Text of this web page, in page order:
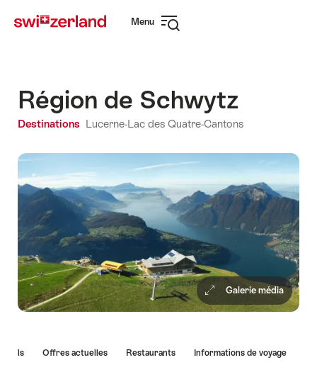
sur
rapide
Menu
Région de Schwytz
Destinations Lucerne-Lac des Quatre-Cantons
Galerie média
Offres actuelles Restaurants Informations de voyage